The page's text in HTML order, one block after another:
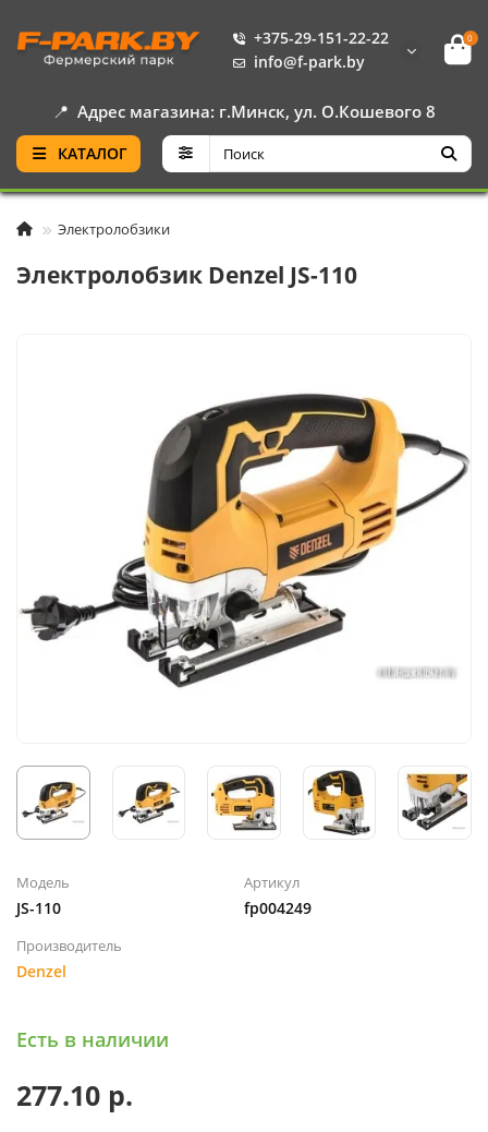
+375-29-151-22-22
info@f-park.by
0
📍 Адрес магазина: г.Минск, ул. О.Кошевого 8
КАТАЛОГ
Электролобзики
Электролобзик Denzel JS-110
Модель
JS-110
Артикул
fp004249
Производитель
Denzel
Есть в наличии
277.10 р.